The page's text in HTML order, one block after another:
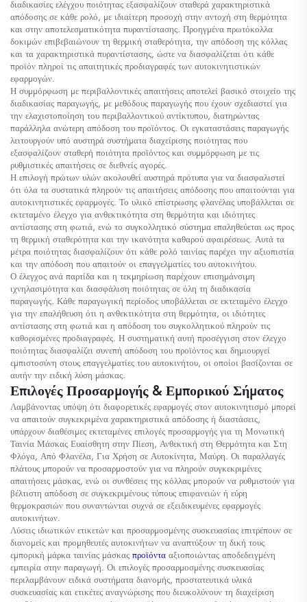
διαδικασίες ελέγχου ποιότητας εξασφαλίζουν σταθερά χαρακτηριστικά
απόδοσης σε κάθε ρολό, με ιδιαίτερη προσοχή στην αντοχή στη θερμότητα
και στην αποτελεσματικότητα πυραντίστασης. Προηγμένα πρωτόκολλα
δοκιμών επιβεβαιώνουν τη θερμική σταθερότητα, την απόδοση της κόλλας
και τα χαρακτηριστικά πυραντίστασης, ώστε να διασφαλίζεται ότι κάθε
προϊόν πληροί τις απαιτητικές προδιαγραφές των αυτοκινητιστικών
εφαρμογών.
Η συμμόρφωση με περιβαλλοντικές απαιτήσεις αποτελεί βασικό στοιχείο της
διαδικασίας παραγωγής, με μεθόδους παραγωγής που έχουν σχεδιαστεί για
την ελαχιστοποίηση του περιβαλλοντικού αντίκτυπου, διατηρώντας
παράλληλα ανώτερη απόδοση του προϊόντος. Οι εγκαταστάσεις παραγωγής
λειτουργούν υπό αυστηρά συστήματα διαχείρισης ποιότητας που
εξασφαλίζουν σταθερή ποιότητα προϊόντος και συμμόρφωση με τις
ρυθμιστικές απαιτήσεις σε διεθνείς αγορές.
Η επιλογή πρώτων υλών ακολουθεί αυστηρά πρότυπα για να διασφαλιστεί
ότι όλα τα συστατικά πληρούν τις απαιτήσεις απόδοσης που απαιτούνται για
αυτοκινητιστικές εφαρμογές. Το υλικό επίστρωσης φλανέλας υποβάλλεται σε
εκτεταμένο έλεγχο για ανθεκτικότητα στη θερμότητα και ιδιότητες
αντίστασης στη φωτιά, ενώ το συγκολλητικό σύστημα επαληθεύεται ως προς
τη θερμική σταθερότητα και την ικανότητα καθαρού αφαιρέσεως. Αυτά τα
μέτρα ποιότητας διασφαλίζουν ότι κάθε ρολό ταινίας παρέχει την αξιοπιστία
και την απόδοση που απαιτούν οι επαγγελματίες του αυτοκινήτου.
Ο έλεγχος ανά παρτίδα και η τεκμηρίωση παρέχουν επισημάνσιμη
ιχνηλασιμότητα και διασφάλιση ποιότητας σε όλη τη διαδικασία
παραγωγής. Κάθε παραγωγική περίοδος υποβάλλεται σε εκτεταμένο έλεγχο
για την επαλήθευση ότι η ανθεκτικότητα στη θερμότητα, οι ιδιότητες
αντίστασης στη φωτιά και η απόδοση του συγκολλητικού πληρούν τις
καθορισμένες προδιαγραφές. Η συστηματική αυτή προσέγγιση στον έλεγχο
ποιότητας διασφαλίζει συνεπή απόδοση του προϊόντος και δημιουργεί
εμπιστοσύνη στους επαγγελματίες του αυτοκινήτου, οι οποίοι βασίζονται σε
αυτήν την ειδική λύση μάσκας.
Επιλογές Προσαρμογής & Εμπορικού Σήματος
Λαμβάνοντας υπόψη ότι διαφορετικές εφαρμογές στον αυτοκινητισμό μπορεί
να απαιτούν συγκεκριμένα χαρακτηριστικά απόδοσης ή διαστάσεις,
υπάρχουν διαθέσιμες εκτεταμένες επιλογές προσαρμογής για τη Μονωτική
Ταινία Μάσκας Ευαίσθητη στην Πίεση, Ανθεκτική στη Θερμότητα και Στη
Φλόγα, Από Φλανέλα, Για Χρήση σε Αυτοκίνητα, Μαύρη. Οι παραλλαγές
πλάτους μπορούν να προσαρμοστούν για να πληρούν συγκεκριμένες
απαιτήσεις μάσκας, ενώ οι συνθέσεις της κόλλας μπορούν να ρυθμιστούν για
βέλτιστη απόδοση σε συγκεκριμένους τύπους επιφανειών ή εύρη
θερμοκρασιών που συναντώνται συχνά σε εξειδικευμένες εφαρμογές
αυτοκινήτων.
Λύσεις ιδιωτικών ετικετών και προσαρμοσμένης συσκευασίας επιτρέπουν σε
διανομείς και προμηθευτές αυτοκινήτων να αναπτύξουν τη δική τους
εμπορική μάρκα ταινίας μάσκας προϊόντα αξιοποιώντας αποδεδειγμένη
εμπειρία στην παραγωγή. Οι επιλογές προσαρμοσμένης συσκευασίας
περιλαμβάνουν ειδικά συστήματα διανομής, προστατευτικά υλικά
συσκευασίας και ετικέτες αναγνώρισης που διευκολύνουν τη διαχείριση